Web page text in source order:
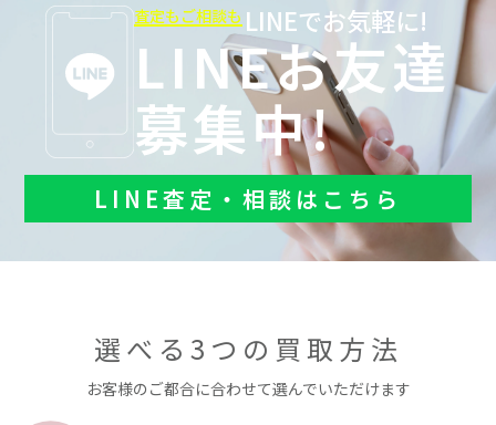
査定もご相談も LINEでお気軽に!
LINEお友達
募集中!
LINE査定・相談はこちら
選べる3つの買取方法
お客様のご都合に合わせて選んでいただけます